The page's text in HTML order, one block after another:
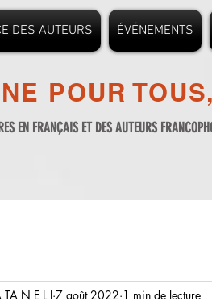
DES AUTEURS ÉVÉNEMENTS
POUR
EN FRANÇAIS ET DES AUTEURS
N E L I 7 août 2022 1 min de lecture